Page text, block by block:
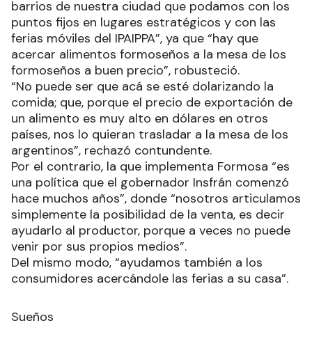
barrios de nuestra ciudad que podamos con los
puntos fijos en lugares estratégicos y con las
ferias móviles del IPAIPPA”, ya que “hay que
acercar alimentos formoseños a la mesa de los
formoseños a buen precio”, robusteció.
“No puede ser que acá se esté dolarizando la
comida; que, porque el precio de exportación de
un alimento es muy alto en dólares en otros
países, nos lo quieran trasladar a la mesa de los
argentinos”, rechazó contundente.
Por el contrario, la que implementa Formosa “es
una política que el gobernador Insfrán comenzó
hace muchos años”, donde “nosotros articulamos
simplemente la posibilidad de la venta, es decir
ayudarlo al productor, porque a veces no puede
venir por sus propios medios”.
Del mismo modo, “ayudamos también a los
consumidores acercándole las ferias a su casa”.
Sueños